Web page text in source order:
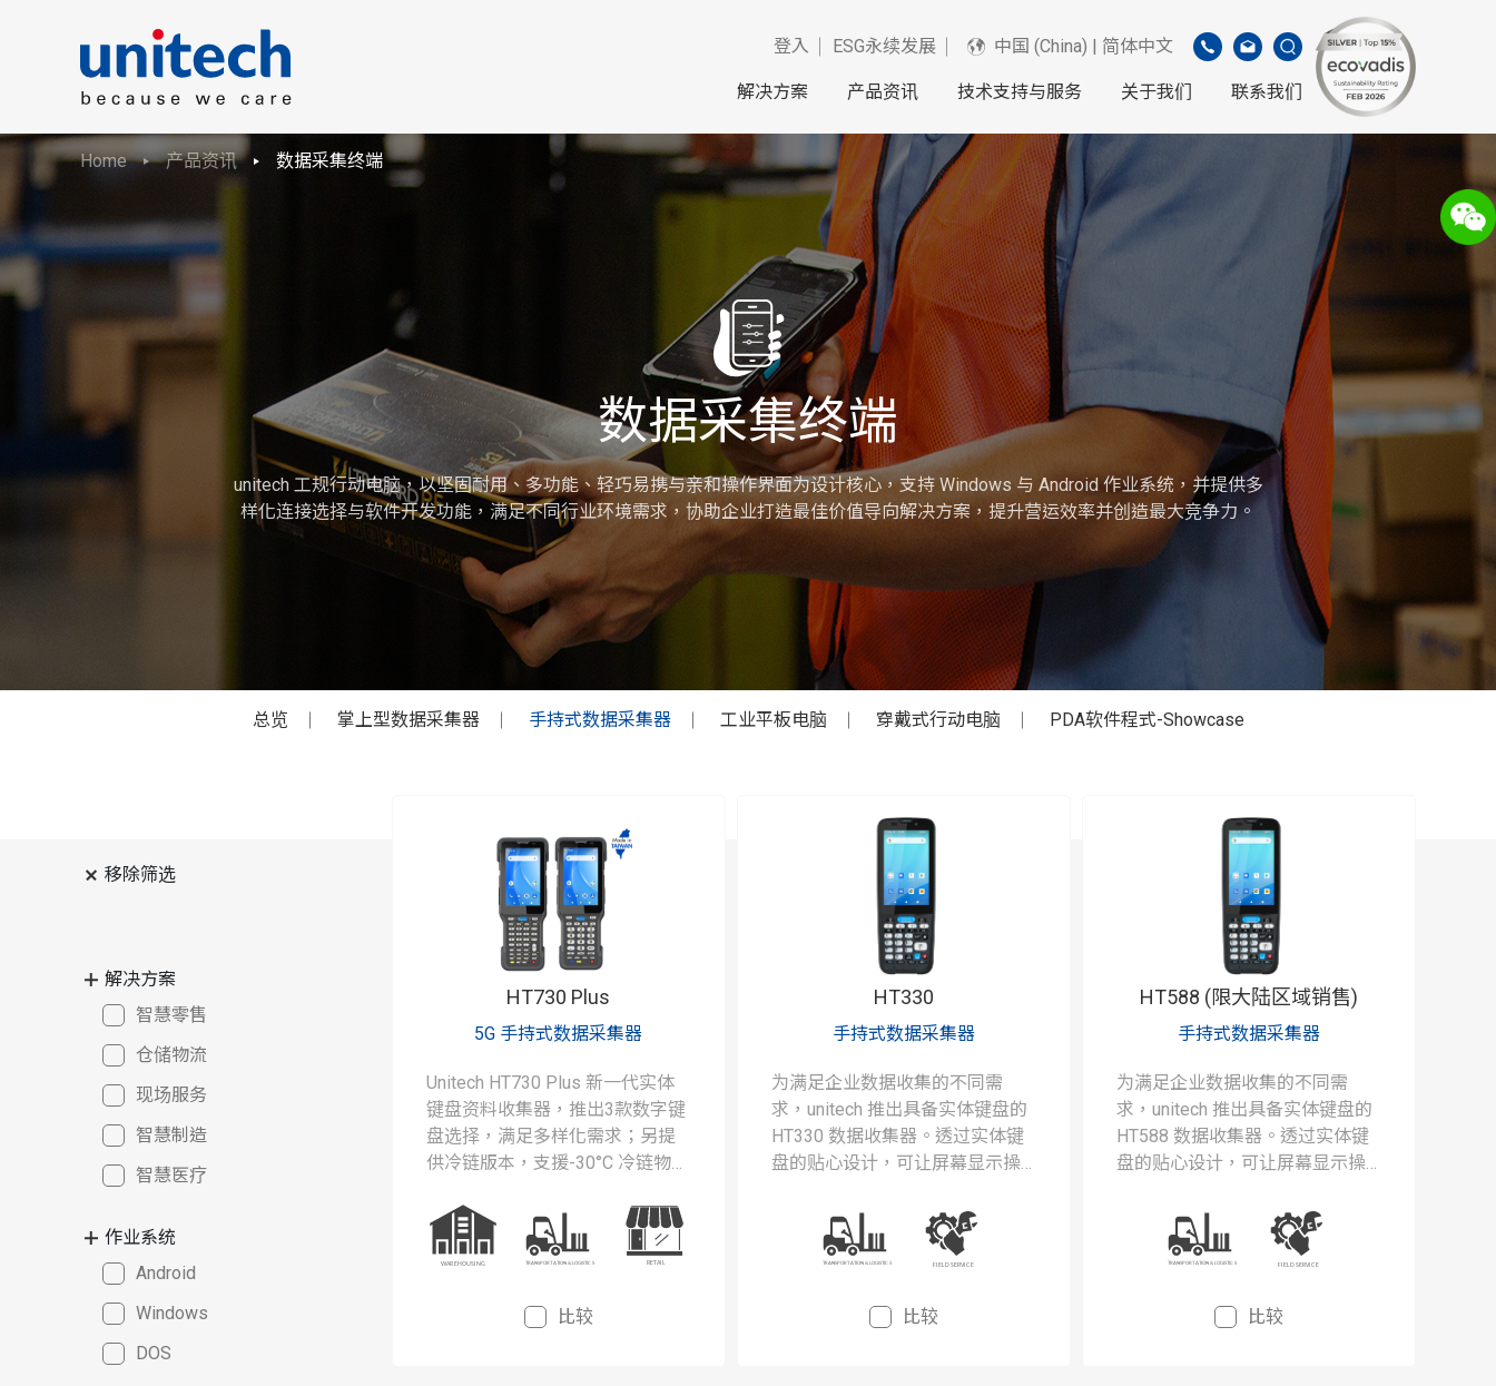
登入 ESG永续发展 中国 (China) | 简体中文
解决方案 产品资讯 技术支持与服务 关于我们 联系我们
Home 产品资讯 数据采集终端
数据采集终端
unitech 工规行动电脑，以坚固耐用、多功能、轻巧易携与亲和操作界面为设计核心，支持 Windows 与 Android 作业系统，并提供多
样化连接选择与软件开发功能，满足不同行业环境需求，协助企业打造最佳价值导向解决方案，提升营运效率并创造最大竞争力。
总览 掌上型数据采集器 手持式数据采集器 工业平板电脑 穿戴式行动电脑 PDA软件程式-Showcase
移除筛选
解决方案
智慧零售
仓储物流
现场服务
智慧制造
智慧医疗
作业系统
Android
Windows
DOS
HT730 Plus
5G 手持式数据采集器
Unitech HT730 Plus 新一代实体
键盘资料收集器，推出3款数字键
盘选择，满足多样化需求；另提
供冷链版本，支援-30°C 冷链物流
比较
HT330
手持式数据采集器
为满足企业数据收集的不同需
求，unitech 推出具备实体键盘的
HT330 数据收集器。透过实体键
盘的贴心设计，可让屏幕显示操
换的影响，节省作业画面切换的
时间。
比较
HT588 (限大陆区域销售)
手持式数据采集器
为满足企业数据收集的不同需
求，unitech 推出具备实体键盘的
HT588 数据收集器。透过实体键
盘的贴心设计，可让屏幕显示操
换的影响，节省作业画面切换的
时间。
比较